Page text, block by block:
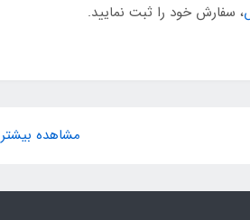
، سفارش خود را ثبت نمایید.
مشاهده بیشتر